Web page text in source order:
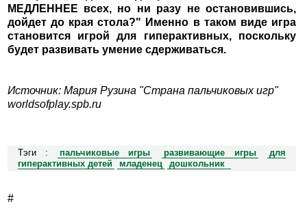
МЕДЛЕННЕЕ всех, но ни разу не остановившись,
дойдет до края стола?" Именно в таком виде игра
становится игрой для гиперактивных, поскольку
будет развивать умение сдерживаться.
Источник: Мария Рузина "Страна пальчиковых игр"
worldsofplay.spb.ru
Тэги : пальчиковые игры развивающие игры
для
гиперактивных детей
младенец дошкольник
#